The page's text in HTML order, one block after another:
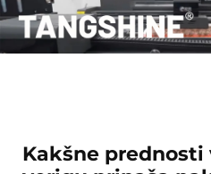
Kakšne prednosti